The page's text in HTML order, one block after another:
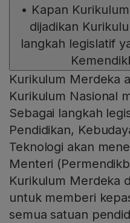
• Kapan
dijadikan
langkah legislatif
Kurikulum Merdeka
Kurikulum Nasional
Sebagai langkah
Pendidikan,
Teknologi akan
Menteri
Kurikulum Merdeka
untuk memberi
semua satuan